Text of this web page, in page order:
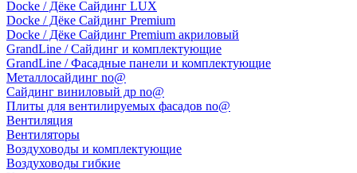
Docke / Дёке Сайдинг LUX
Docke / Дёке Сайдинг Premium
Docke / Дёке Сайдинг Premium акриловый
GrandLine / Сайдинг и комплектующие
GrandLine / Фасадные панели и комплектующие
Металлосайдинг no@
Сайдинг виниловый др no@
Плиты для вентилируемых фасадов no@
Вентиляция
Вентиляторы
Воздуховоды и комплектующие
Воздуховоды гибкие